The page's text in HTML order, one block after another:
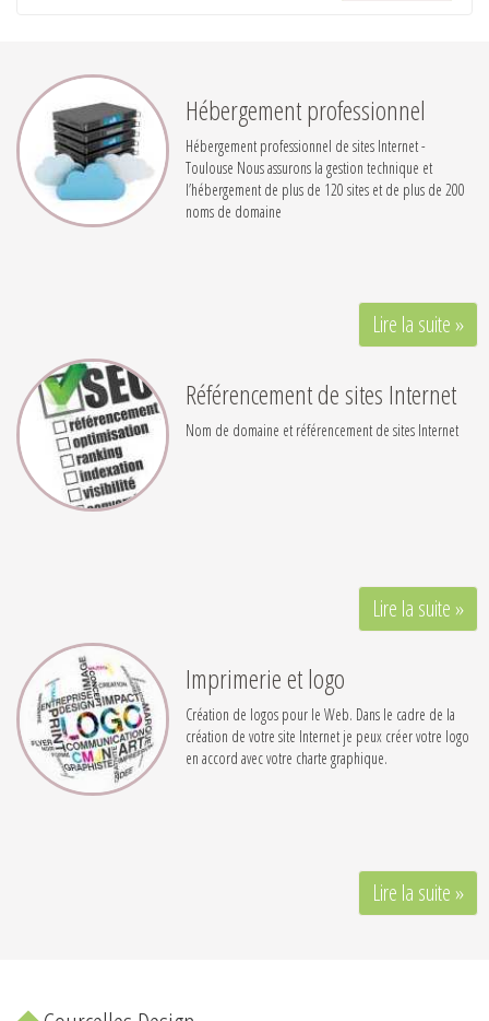
Hébergement professionnel
Hébergement professionnel de sites Internet -
Toulouse Nous assurons la gestion technique et
l’hébergement de plus de 120 sites et de plus de 200
noms de domaine
Lire la suite »
Référencement de sites Internet
Nom de domaine et référencement de sites Internet
Lire la suite »
Imprimerie et logo
Création de logos pour le Web. Dans le cadre de la
création de votre site Internet je peux créer votre logo
en accord avec votre charte graphique.
Lire la suite »